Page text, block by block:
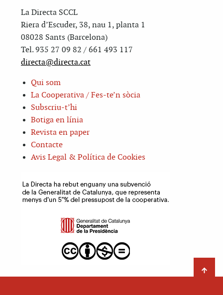
La Directa SCCL
Riera d’Escuder, 38, nau 1, planta 1
08028 Sants (Barcelona)
Tel. 935 27 09 82 / 661 493 117
directa@directa.cat
Qui som
La Cooperativa / Fes-te’n sòcia
Subscriu-t’hi
Botiga en línia
Revista en paper
Contacte
Avis Legal & Política de Cookies